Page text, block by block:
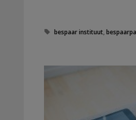
T
bespaar instituut ,